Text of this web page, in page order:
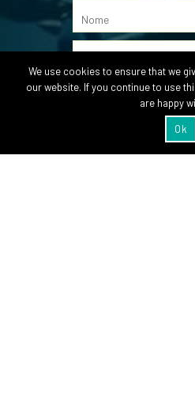
We use cookies to ensure that we
our website. If you continue to use
are happy
Ok